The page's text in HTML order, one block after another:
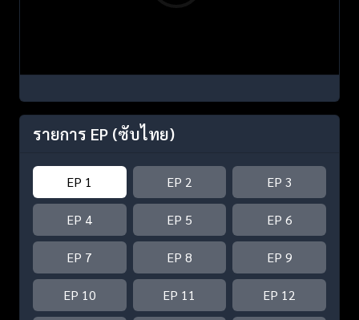
รายการ EP (ซับไทย)
EP 1 EP 2 EP 3
EP 4 EP 5 EP 6
EP 7 EP 8 EP 9
EP 10 EP 11 EP 12